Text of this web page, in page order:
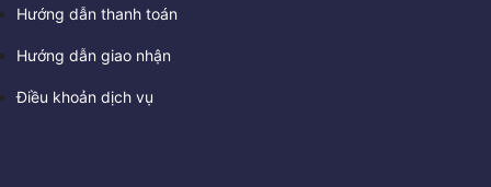
Hướng dẫn thanh toán
Hướng dẫn giao nhận
Điều khoản dịch vụ